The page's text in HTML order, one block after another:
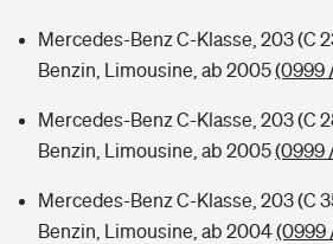
Mercedes-Benz C-Klasse, 203 (C
Benzin, Limousine, ab 2005(0999
Mercedes-Benz C-Klasse, 203 (C
Benzin, Limousine, ab 2005(0999
Mercedes-Benz C-Klasse, 203 (C
Benzin, Limousine, ab 2004(0999